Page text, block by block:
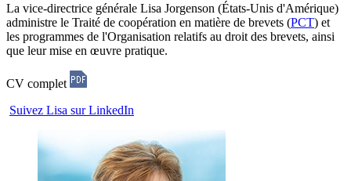
La vice-directrice générale Lisa Jorgenson (États-Unis d'Amérique)
administre le Traité de coopération en matière de brevets (PCT) et
les programmes de l'Organisation relatifs au droit des brevets, ainsi
que leur mise en œuvre pratique.
CV complet
Suivez Lisa sur LinkedIn